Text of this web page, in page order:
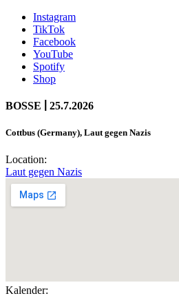
Instagram
TikTok
Facebook
YouTube
Spotify
Shop
BOSSE 25.7.2026
Cottbus (Germany), Laut gegen Nazis
Location:
Laut gegen Nazis
Kalender: